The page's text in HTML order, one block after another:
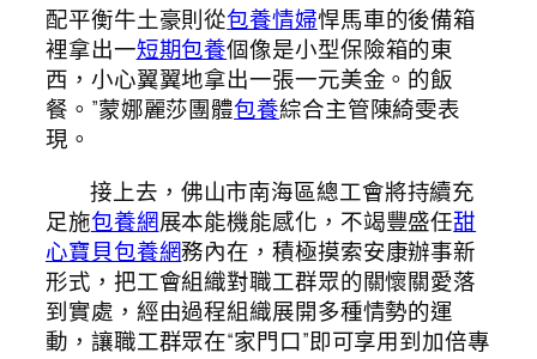
配平衡牛土豪則從包養情婦悍馬車的後備箱
裡拿出一短期包養個像是小型保險箱的東
西，小心翼翼地拿出一張一元美金。的飯
餐。”蒙娜麗莎團體包養綜合主管陳綺雯表
現。
接上去，佛山市南海區總工會將持續充
足施包養網展本能機能感化，不竭豐盛任甜
心寶貝包養網務內在，積極摸索安康辦事新
形式，把工會組織對職工群眾的關懷關愛落
到實處，經由過程組織展開多種情勢的運
動，讓職工群眾在“家門口”即可享用到加倍專